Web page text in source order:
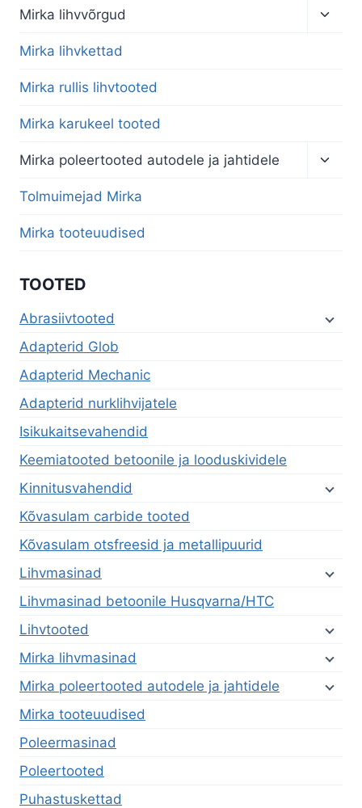
menu
Mirka lihvvõrgud
Mirka lihvkettad
Mirka rullis lihvtooted
Mirka karukeel tooted
Mirka poleertooted autodele ja jahtidele
Tolmuimejad Mirka
Mirka tooteuudised
TOOTED
Abrasiivtooted
Adapterid Glob
Adapterid Mechanic
Adapterid nurklihvijatele
Isikukaitsevahendid
Keemiatooted betoonile ja looduskividele
Kinnitusvahendid
Kõvasulam carbide tooted
Kõvasulam otsfreesid ja metallipuurid
Lihvmasinad
Lihvmasinad betoonile Husqvarna/HTC
Lihvtooted
Mirka lihvmasinad
Mirka poleertooted autodele ja jahtidele
Mirka tooteuudised
Poleermasinad
Poleertooted
Puhastuskettad